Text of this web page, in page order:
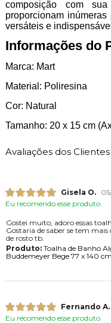
composição com
proporcionam
versáteis e
Informações do
Marca: Mart
Material: Poliresina
Cor: Natural
Tamanho: 20 x 15 cm
Avaliações dos Clientes
Gisela O.
Eu recomendo esse produto.
Gostei muito, adoro essas
Gostaria de saber se tem mais
de rosto tb.
Produto:Toalha de Banho
Buddemeyer Bege 77 x 140 cm
Fernando A.
Eu recomendo esse produto.